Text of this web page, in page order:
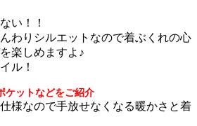
い！！
わりシルエットなので着ぶくれの心
楽しめますよ♪
ル！
ケットなどをご紹介
様なので手放せなくなる暖かさと着